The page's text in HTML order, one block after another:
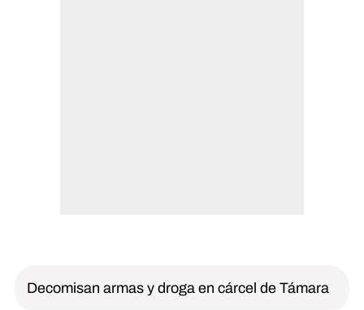
Decomisan armas y droga en cárcel de Támara